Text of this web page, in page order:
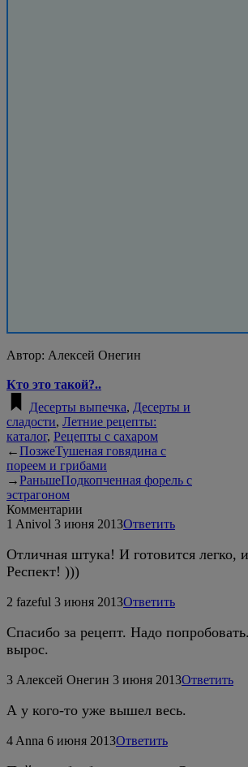
Автор: Алексей Онегин
Кто это такой?..
Десерты выпечка, Десерты и
сладости, Летние рецепты:
каталог, Рецепты с сахаром
←ПозжеТушеная говядина с
пореем и грибами
→РаньшеПодкопченная форель с
эстрагоном
Комментарии
1 Anivol 3 июня 2013Ответить
Отличная штука! И готовится легко,
Респект! )))
2 fazeful 3 июня 2013Ответить
Спасибо за рецепт. Надо
вырос.
3 Алексей Онегин 3 июня 2013Ответить
А у кого-то уже вышел весь.
4 Anna 6 июня 2013Ответить